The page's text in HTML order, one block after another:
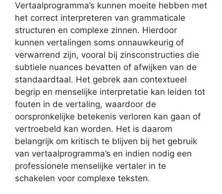
Vertaalprogramma’s kunnen moeite hebben met
het correct interpreteren van grammaticale
structuren en complexe zinnen. Hierdoor
kunnen vertalingen soms onnauwkeurig of
verwarrend zijn, vooral bij zinsconstructies die
subtiele nuances bevatten of afwijken van de
standaardtaal. Het gebrek aan contextueel
begrip en menselijke interpretatie kan leiden tot
fouten in de vertaling, waardoor de
oorspronkelijke betekenis verloren kan gaan of
vertroebeld kan worden. Het is daarom
belangrijk om kritisch te blijven bij het gebruik
van vertaalprogramma’s en indien nodig een
professionele menselijke vertaler in te
schakelen voor complexe teksten.